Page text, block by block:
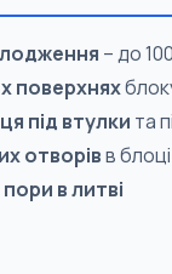
– до
поверхнях
під втулки та
отворівв блоці
в литві